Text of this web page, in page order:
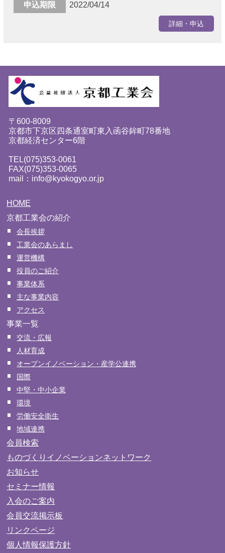
申込期限 2022/04/14
詳細・申込
〒600-8009
京都市下京区四条通室町東入函谷鉾町78番地
京都経済センター6階
TEL(075)353-0061
FAX(075)353-0065
mail：info@kyokogyo.or.jp
HOME
京都工業会の紹介
会長挨拶
工業会のあらまし
運営機構
役員のご紹介
事業体系
主な事業内容
アクセス
事業一覧
交流・広報
人材育成
オープンイノベーション・産学公連携
国際
中堅・中小企業
環境
労働安全衛生
地域連携
会員検索
ものづくりイノベーションネットワーク
お知らせ
セミナー情報
入会のご案内
会員交流掲示板
リンクページ
個人情報保護方針